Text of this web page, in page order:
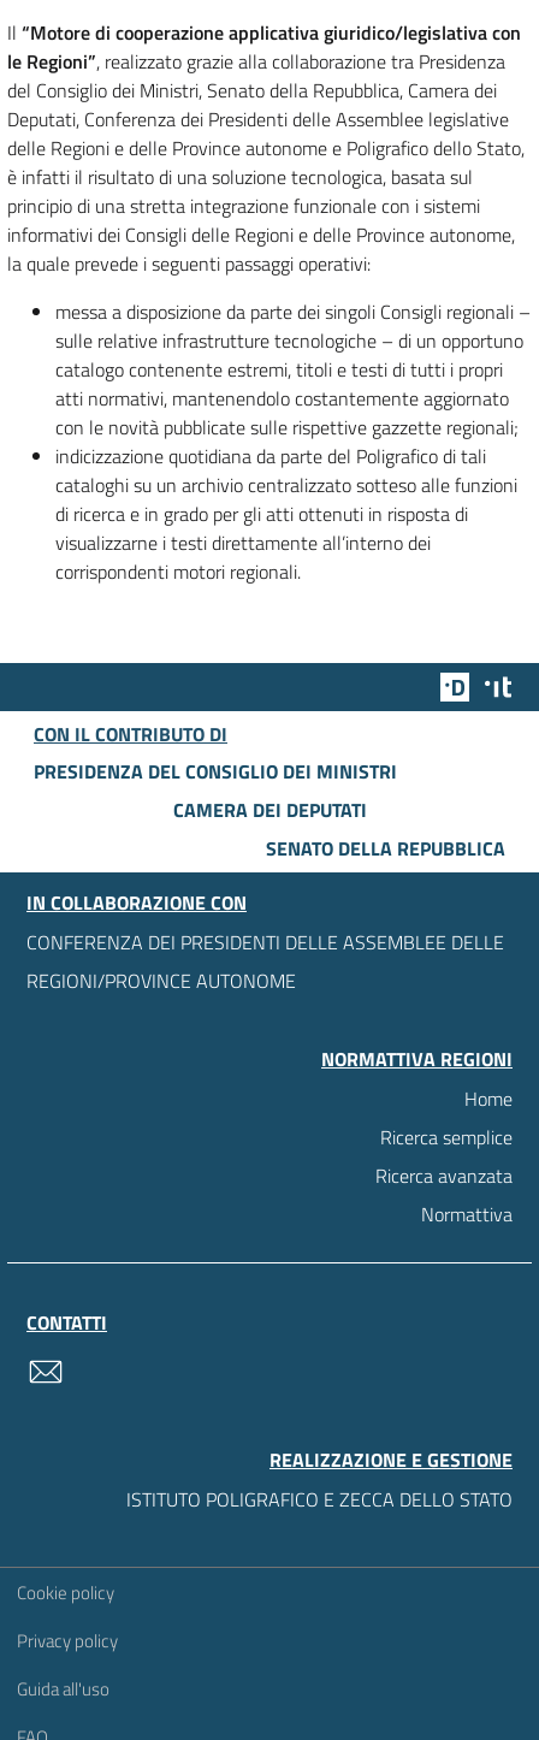
Il “Motore di cooperazione applicativa giuridico/legislativa con
le Regioni”, realizzato grazie alla collaborazione tra Presidenza
del Consiglio dei Ministri, Senato della Repubblica, Camera dei
Deputati, Conferenza dei Presidenti delle Assemblee legislative
delle Regioni e delle Province autonome e Poligrafico dello Stato,
è infatti il risultato di una soluzione tecnologica, basata sul
principio di una stretta integrazione funzionale con i sistemi
informativi dei Consigli delle Regioni e delle Province autonome,
la quale prevede i seguenti passaggi operativi:
messa a disposizione da parte dei singoli Consigli regionali –
sulle relative infrastrutture tecnologiche – di un opportuno
catalogo contenente estremi, titoli e testi di tutti i propri
atti normativi, mantenendolo costantemente aggiornato
con le novità pubblicate sulle rispettive gazzette regionali;
indicizzazione quotidiana da parte del Poligrafico di tali
cataloghi su un archivio centralizzato sotteso alle funzioni
di ricerca e in grado per gli atti ottenuti in risposta di
visualizzarne i testi direttamente all’interno dei
corrispondenti motori regionali.
Team
CON IL CONTRIBUTO DI
PRESIDENZA DEL CONSIGLIO DEI MINISTRI
CAMERA DEI DEPUTATI
SENATO DELLA REPUBBLICA
IN COLLABORAZIONE CON
CONFERENZA DEI PRESIDENTI DELLE ASSEMBLEE DELLE
REGIONI/PROVINCE AUTONOME
NORMATTIVA REGIONI
Home
Ricerca semplice
Ricerca avanzata
Normattiva
CONTATTI
REALIZZAZIONE E GESTIONE
ISTITUTO POLIGRAFICO E ZECCA DELLO STATO
Sezione Link Utili
Cookie policy
Privacy policy
Guida all'uso